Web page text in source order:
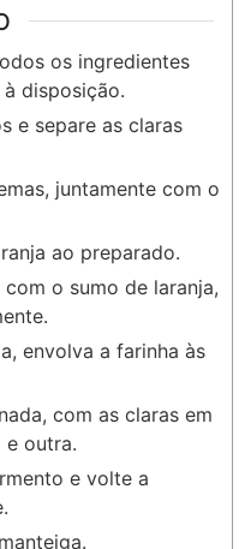
os ingredientes
disposição.
e separe as claras
juntamente com o
ao preparado.
o sumo de laranja,
envolva a farinha às
com as claras em
e outra.
e volte a